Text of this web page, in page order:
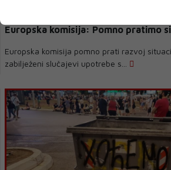
Europska komisija: Pomno pratimo
Europska komisija pomno prati razvoj
zabilježeni slučajevi upotrebe s...